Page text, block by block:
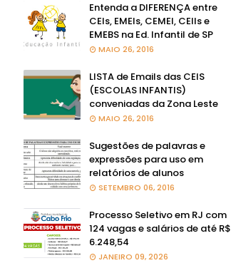
Entenda a DIFERENÇA entre
CEIs, EMEIs, CEMEI, CEIIs e
EMEBS na Ed. Infantil de SP
MAIO 26, 2016
LISTA de Emails das CEIS
(ESCOLAS INFANTIS)
conveniadas da Zona Leste
MAIO 26, 2016
Sugestões de palavras e
expressões para uso em
relatórios de alunos
SETEMBRO 06, 2016
Processo Seletivo em RJ com
124 vagas e salários de até R$
6.248,54
JANEIRO 09, 2026